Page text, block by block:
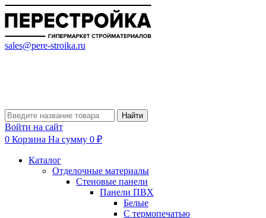
sales@pere-stroika.ru
Найти
Войти на сайт
0 Корзина На сумму 0 ₽
Каталог
Отделочные материалы
Стеновые панели
Панели ПВХ
Белые
С термопечатью